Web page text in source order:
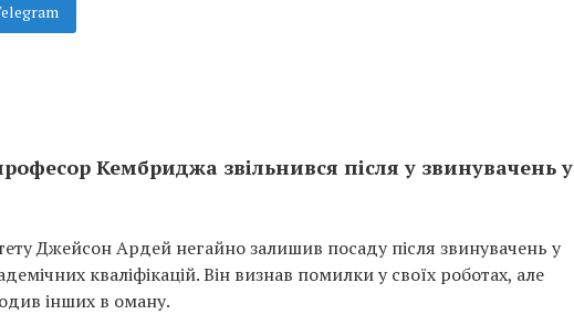
Кембриджа звільнився після у звинувачень у
Джейсон Ардей негайно залишив посаду після звинувачень у
кваліфікацій. Він визнав помилки у своїх роботах, але
інших в оману.